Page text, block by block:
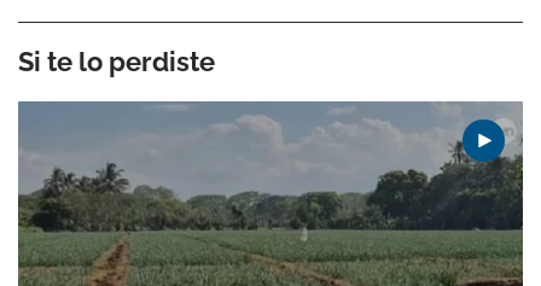
Si te lo perdiste